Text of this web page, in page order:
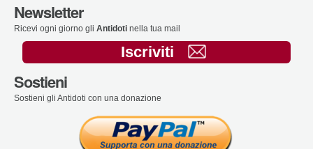
Newsletter
Ricevi ogni giorno gli Antidoti nella tua mail
Iscriviti
Sostieni
Sostieni gli Antidoti con una donazione